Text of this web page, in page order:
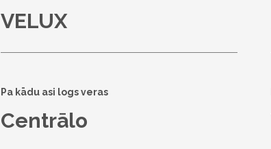
VELUX
Pa kādu asi logs veras
Centrālo